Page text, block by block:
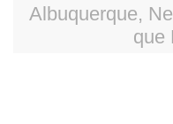
Albuquerque,
que